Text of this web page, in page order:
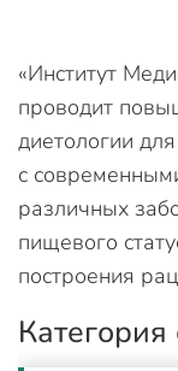
«Институт
проводит
диетологии
с
различных
пищевого
построения